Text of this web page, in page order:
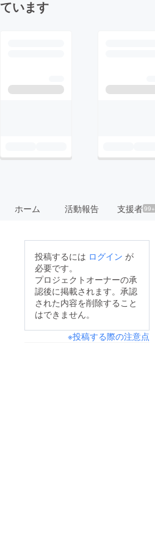
ています
ホーム 活動報告 支援者99+
投稿するには ログイン が
必要です。
プロジェクトオーナーの承
認後に掲載されます。承認
された内容を削除すること
はできません。
※投稿する際の注意点